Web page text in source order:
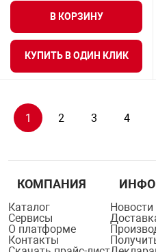
В КОРЗИНУ
КУПИТЬ В ОДИН КЛИК
1 2 3 4
КОМПАНИЯ
Каталог
Сервисы
О платформе
Контакты
Новости